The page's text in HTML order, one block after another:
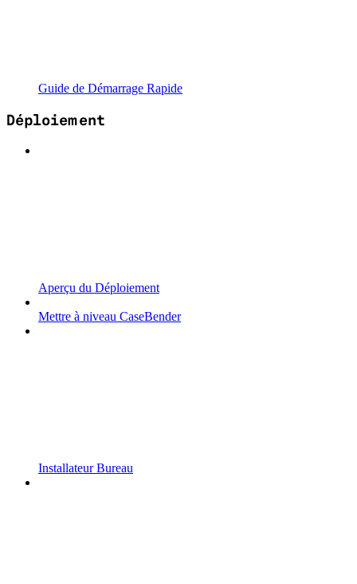
Guide de Démarrage Rapide
Déploiement
Aperçu du Déploiement
Mettre à niveau CaseBender
Installateur Bureau